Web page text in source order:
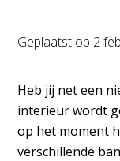
Geplaatst op 2
Heb jij net een
interieur wordt
op het moment
verschillende